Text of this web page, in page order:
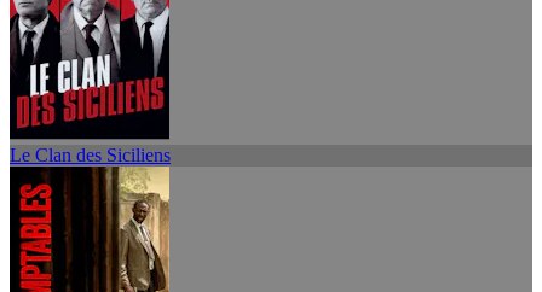
Le Clan des Siciliens